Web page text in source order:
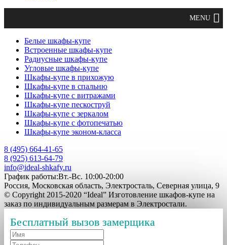
Белые шкафы-купе
Встроенные шкафы-купе
Радиусные шкафы-купе
Угловые шкафы-купе
Шкафы-купе в прихожую
Шкафы-купе в спальню
Шкафы-купе с витражами
Шкафы-купе пескоструй
Шкафы-купе с зеркалом
Шкафы-купе с фотопечатью
Шкафы-купе эконом-класса
8 (495) 664-41-65
8 (925) 613-64-79
info@ideal-shkafy.ru
График работы:Вт.-Вс. 10:00-20:00
Россия, Московская область, Электросталь, Северная улица, 9
© Copyright 2015-2020 “Ideal” Изготовление шкафов-купе на
заказ по индивидуальным размерам в Электростали.
Бесплатный вызов замерщика